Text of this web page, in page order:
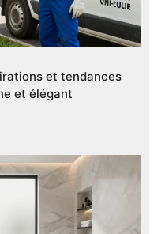
et tendances
et élégant